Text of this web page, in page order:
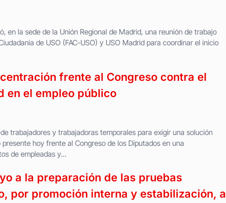
en la sede de la Unión Regional de Madrid, una reunión de trabajo
de USO (FAC-USO) y USO Madrid para coordinar el inicio
frente al Congreso contra el
en el empleo público
trabajadores y trabajadoras temporales para exigir una solución
hoy frente al Congreso de los Diputados en una
de empleadas y...
a la preparación de las pruebas
por promoción interna y estabilización, a